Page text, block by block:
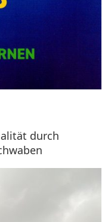
durch